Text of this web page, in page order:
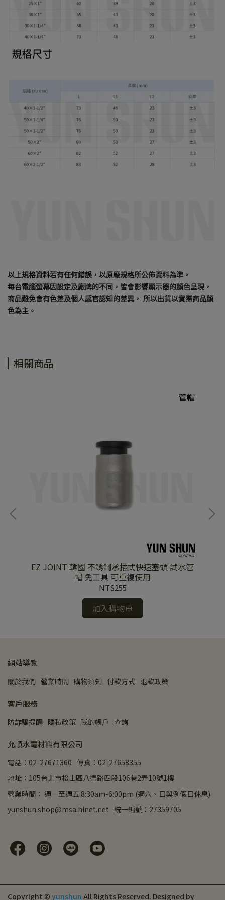
以上規格資料若有任何錯誤，以原廠規格所公佈資料為準。
每台電腦螢幕因設定及廠牌的不同，皆會影響顯示器的顏色呈現，
商品難免會有色差及個人感官認知的差異， 所以出貨以實際商品顏
色為主。
相關商品
EZ JOINT 韓國 不銹鋼承插式快速塞頭 試水管
帽 免工具 可重複使用
NT$255
加入購物車
網站導覽
關於我們 營業時間 購物須知 付款方式 退款政策
客戶服務
防詐騙提醒 隱私政策 我的帳戶 查詢
允順水電材料有限公司
電話：02-27671360 傳真：02-27658355
地址：105台北市松山區八德路四段106巷2弄10號1樓
營業時間： 週一至週五 8:30am-6:00pm (週六、日與例假日休息)
yunshun.shop@msa.hinet.net 統一編號：27359705
Copyright © yunshun All Rights Reserved. Designed by